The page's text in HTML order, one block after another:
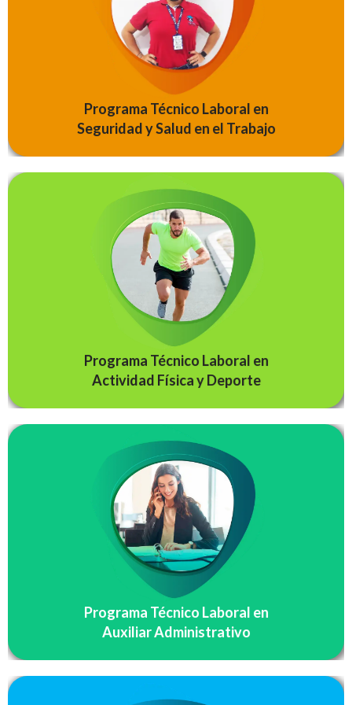
Programa Técnico Laboral en
Seguridad y Salud en el Trabajo
gestión ambiental en el manejo integral de residuos, así
como identificación, fuentes, clasificación y
aprovechamiento de estos…
SABER MÁS
Programa Técnico Laboral en
Actividad Física y Deporte
Dirige eventos de acuerdo con parámetros técnicos y
normativas, Orienta y coordina actividades recreativas
según estándares técnicos y normativa, realiza Danzas a
ritmos de acuerdo con parámetros técnicos y géneros
dancísticos, Atiende clientes…
SABER MÁS
Programa Técnico Laboral en
Auxiliar Administrativo
Los auxiliares administrativos egresados de la asociación
educativa Vida y Salud realizaran funciones de apoyo
administrativo de acuerdo con procedimientos
establecidos, guías, manuales y proceso administrativo.
Están empleados por el sector público y privado, deben
mantener los documentos de gestión de acuerdo con
normativa y proceso administrativo…
SABER MÁS